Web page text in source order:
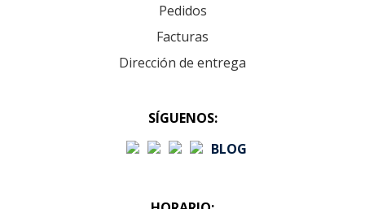
Pedidos
Facturas
Dirección de entrega
SÍGUENOS:
BLOG